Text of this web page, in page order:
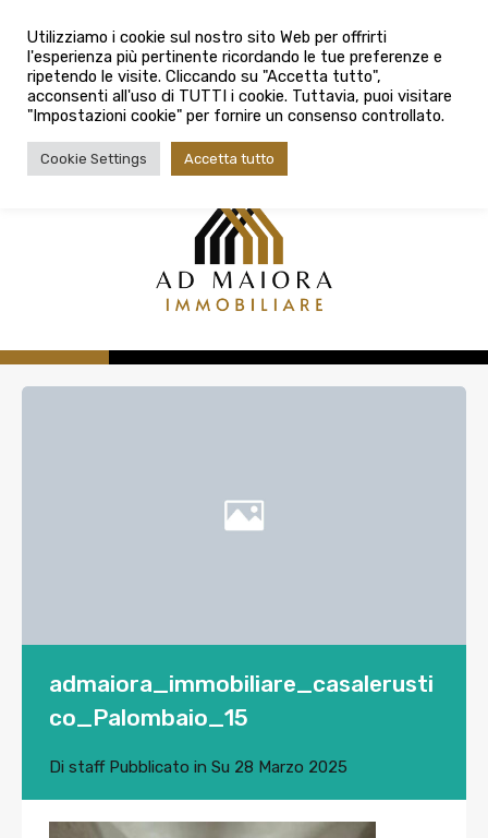
080 3759025
Città
Tipologia contratto
Tipologia contratto
admaiora_immobiliare_casalerusti
co_Palombaio_15
Di staffPubblicato in Su 28 Marzo 2025
Utilizziamo i cookie sul nostro sito Web per offrirti
l'esperienza più pertinente ricordando le tue preferenze e
ripetendo le visite. Cliccando su "Accetta tutto",
acconsenti all'uso di TUTTI i cookie. Tuttavia, puoi visitare
"Impostazioni cookie" per fornire un consenso controllato.
Cookie Settings Accetta tutto